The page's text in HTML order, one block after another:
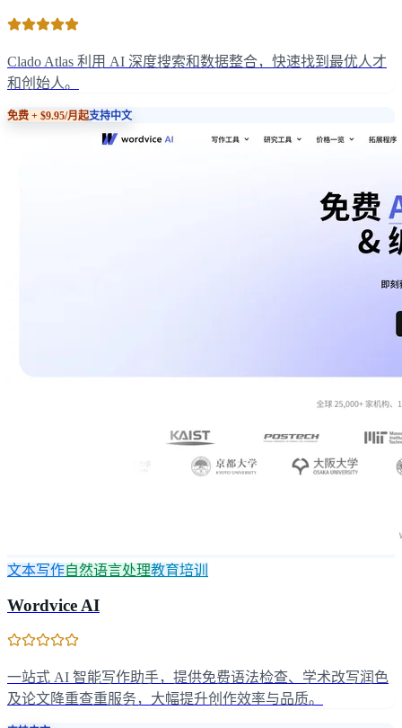
Clado Atlas 利用 AI 深度搜索和数据整合，快速找到最优人才
和创始人。
免费 + $9.95/月起支持中文
文本写作自然语言处理教育培训
Wordvice AI
一站式 AI 智能写作助手，提供免费语法检查、学术改写润色
及论文降重查重服务，大幅提升创作效率与品质。